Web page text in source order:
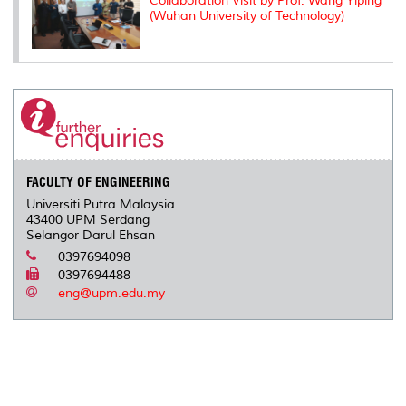
(Wuhan University of Technology)
FACULTY OF ENGINEERING
Universiti Putra Malaysia
43400 UPM Serdang
Selangor Darul Ehsan
0397694098
0397694488
eng@upm.edu.my